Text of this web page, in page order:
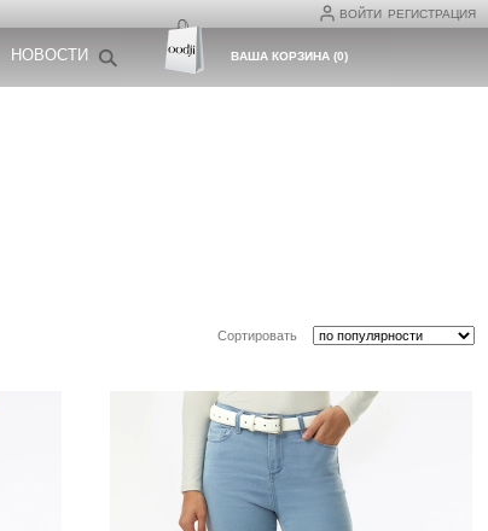
ВОЙТИ РЕГИСТРАЦИЯ
НОВОСТИ ВАША КОРЗИНА(0)
Сортировать